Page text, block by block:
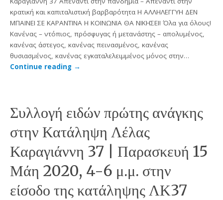
κρατική και καπιταλιστική βαρβαρότητα H ΑΛΛΗΛΕΓΓΥΗ ΔΕΝ
ΜΠΑΙΝΕΙ ΣΕ ΚΑΡΑΝΤΙΝΑ Η ΚΟΙΝΩΝΙΑ ΘΑ ΝΙΚΗΣΕΙ! Όλα για όλους!
Κανένας – ντόπιος, πρόσφυγας ή μετανάστης – απολυμένος,
κανένας άστεγος, κανένας πεινασμένος, κανένας
θυσιασμένος, κανένας εγκαταλελειμμένος μόνος στην…
Continue reading →
Συλλογή ειδών πρώτης ανάγκης
στην Κατάληψη Λέλας
Καραγιάννη 37 | Παρασκευή 15
Μάη 2020, 4-6 μ.μ. στην
είσοδο της κατάληψης ΛΚ37